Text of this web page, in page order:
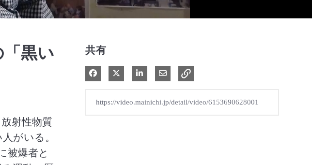
黒い
射性物質
がいる。
被爆者と
共有
Facebook で共有
Xで共有する
LinkedIn で共有電子メールで共有